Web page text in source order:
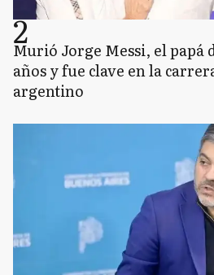
2
Murió Jorge Messi, el papá
años y fue clave en la
argentino